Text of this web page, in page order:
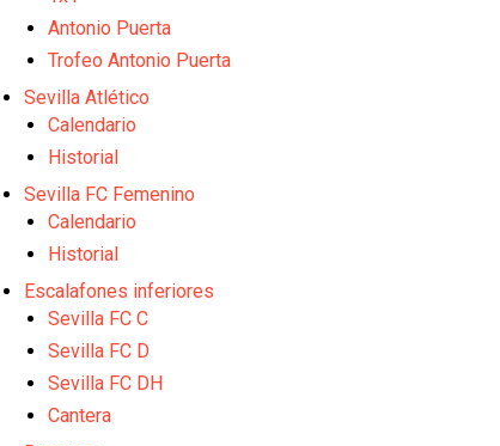
El Sevilla C se queda en Tercera Federación
Atlético y Getafe agitan el mercado de LaLiga
Apuesta por la juventud y las ideas claras: el
Antonio Puerta
Trofeo Antonio Puerta
Sevilla Atlético
Calendario
Historial
Sevilla FC Femenino
Calendario
Historial
Escalafones inferiores
Sevilla FC C
Sevilla FC D
Sevilla FC DH
Cantera